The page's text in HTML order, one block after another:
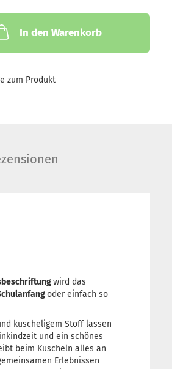
In den Warenkorb
zum Produkt
wird das
oder einfach so
kuscheligem Stoff lassen
und ein schönes
beim Kuscheln alles an
Erlebnissen